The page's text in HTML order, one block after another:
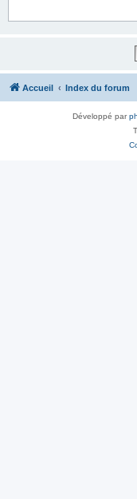
Accueil Index du forum
Développé par